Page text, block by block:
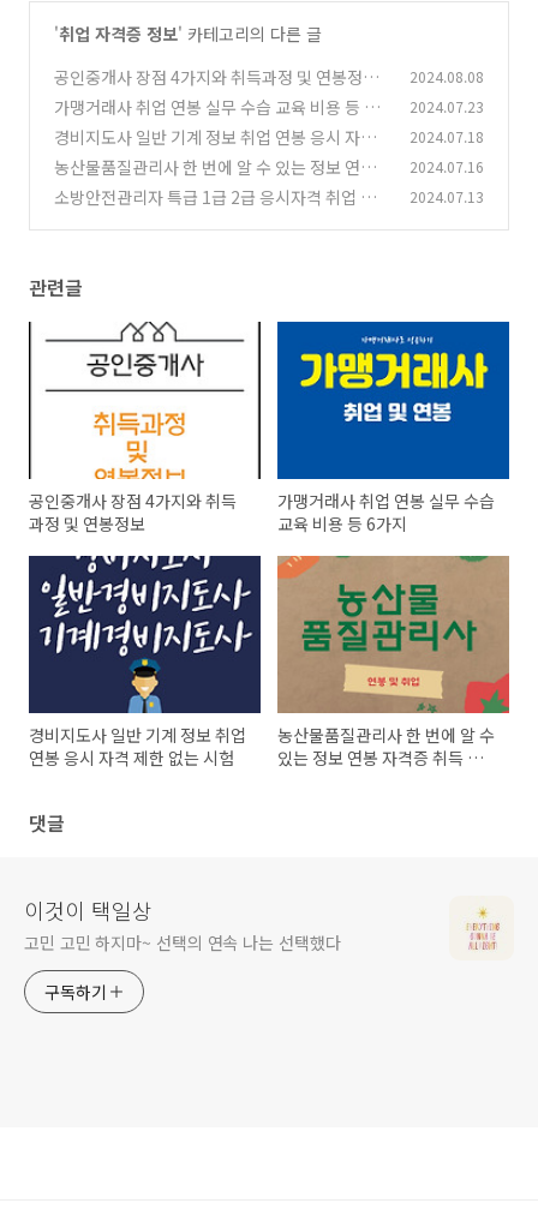
'취업 자격증 정보' 카테고리의 다른 글
공인중개사 장점 4가지와 취득과정 및 연봉정보
(0)
2024.08.08
가맹거래사 취업 연봉 실무 수습 교육 비용 등 6
가지
(0)
2024.07.23
경비지도사 일반 기계 정보 취업 연봉 응시 자격
제한 없는 시험
(0)
2024.07.18
농산물품질관리사 한 번에 알 수 있는 정보 연봉
자격증 취득 취업까지
(2)
2024.07.16
소방안전관리자 특급 1급 2급 응시자격 취업 및
2024.07.13
관련글
공인중개사 장점 4가지와 취득
과정 및 연봉정보
가맹거래사 취업 연봉 실무 수습
교육 비용 등 6가지
경비지도사 일반 기계 정보 취업
연봉 응시 자격 제한 없는 시험
농산물품질관리사 한 번에 알 수
있는 정보 연봉 자격증 취득 취
댓글
이것이 택일상
고민 고민 하지마~ 선택의 연속 나는 선택했다
구독하기